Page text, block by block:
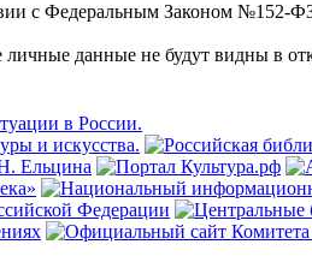
с Федеральным Законом №152-
данные не будут видны в